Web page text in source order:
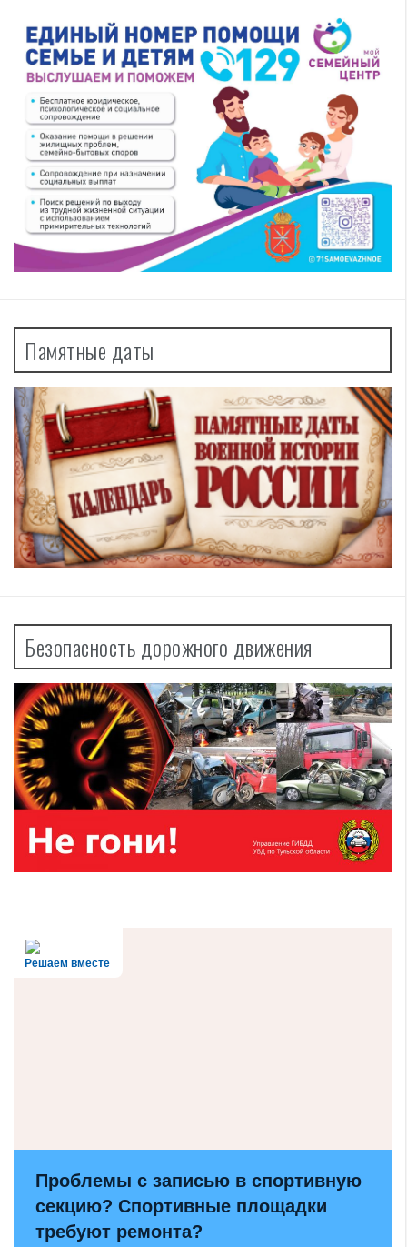
Памятные даты
Безопасность дорожного движения
Решаем вместе
Проблемы с записью в спортивную
секцию? Спортивные площадки
требуют ремонта?